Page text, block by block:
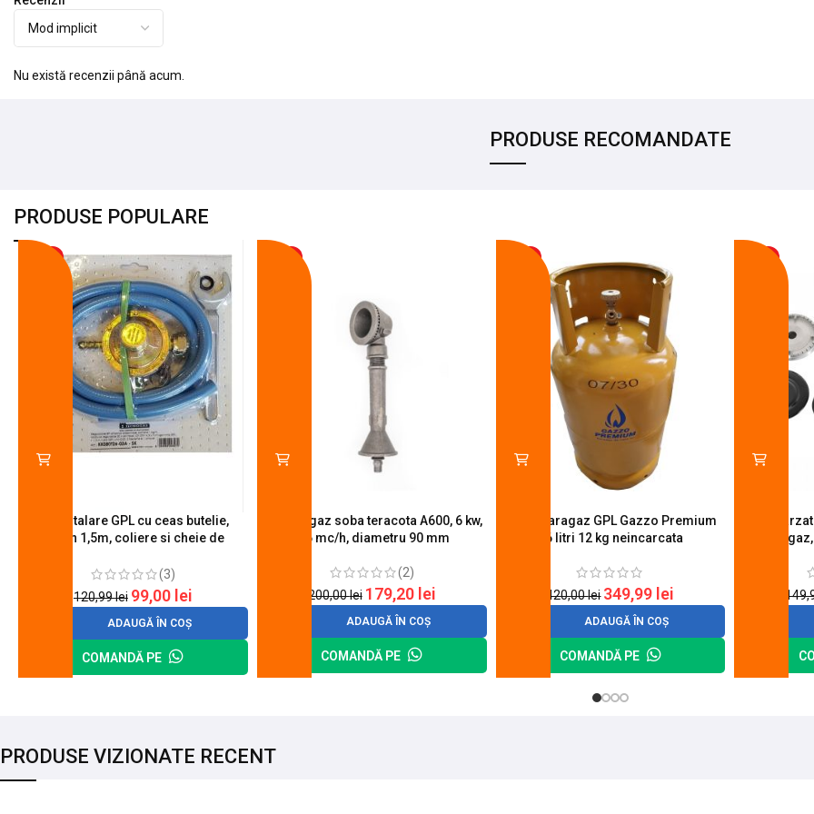
Nu există recenzii până acum.
PRODUSE RECOMANDATE
PRODUSE POPULARE
Kit instalare GPL cu ceas butelie,
furtun 1,5m, coliere si cheie de
(3)
120,99lei 99,00 lei
ADAUGĂ ÎN COȘ
COMANDĂ PE
Arzator gaz soba teracota A600, 6 kw,
0.6 mc/h, diametru 90 mm
(2)
200,00lei 179,20 lei
ADAUGĂ ÎN COȘ
COMANDĂ PE
Butelie aragaz GPL Gazzo Premium
26 litri 12 kg neincarcata
420,00lei 349,99 lei
ADAUGĂ ÎN COȘ
COMANDĂ PE
Set 4
PRODUSE VIZIONATE RECENT